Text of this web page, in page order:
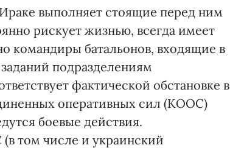
выполняет стоящие перед ним
рискует жизнью, всегда имеет
командиры батальонов, входящие в
подразделениям
фактической обстановке в
оперативных сил (КООС)
боевые действия.
том числе и украинский